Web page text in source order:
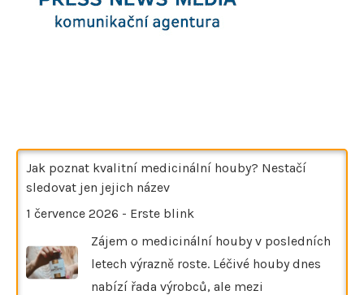
Jak poznat kvalitní medicinální houby? Nestačí
sledovat jen jejich název
1 července 2026 - Erste blink
Zájem o medicinální houby v posledních
letech výrazně roste. Léčivé houby dnes
nabízí řada výrobců, ale mezi